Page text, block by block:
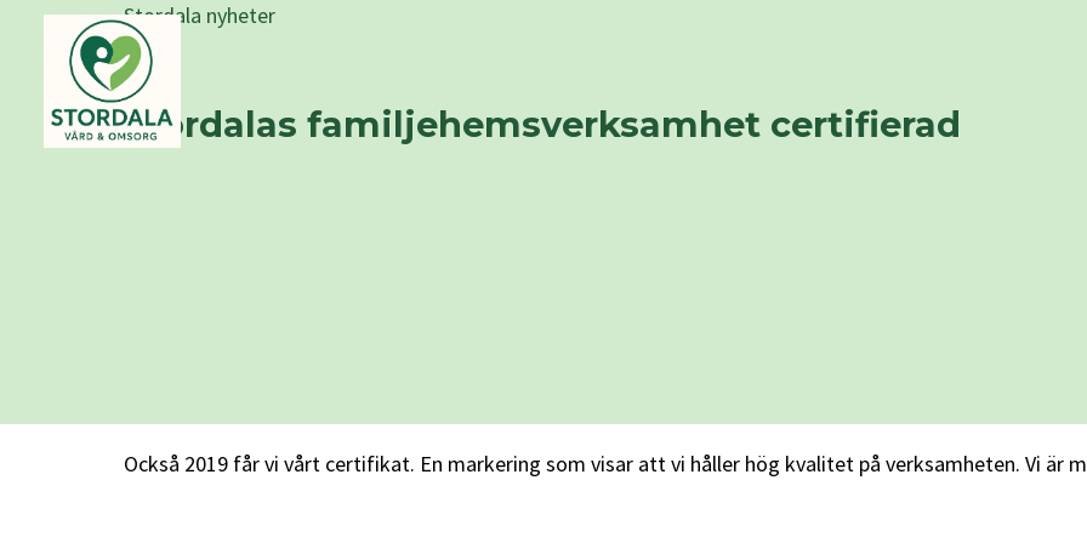
Stordala nyheter
Stordalas familjehemsverksamhet certifierad
Också 2019 får vi vårt certifikat. En markering som visar att vi håller hög kvalitet på verksamheten. Vi är